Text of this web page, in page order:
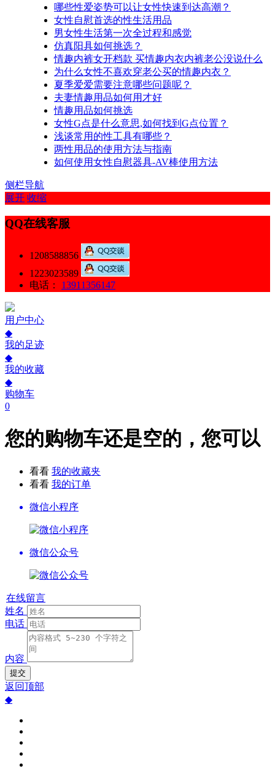
哪些性爱姿势可以让女性快速到达高潮？
女性自慰首选的性生活用品​
男女性生活第一次全过程和感觉
仿真阳具如何挑选？
情趣内裤女开档款 买情趣内衣内裤老公没说什么
为什么女性不喜欢穿老公买的情趣内衣？
夏季爱爱需要注意哪些问题呢？
夫妻情趣用品如何用才好
情趣用品如何挑选
女性G点是什么意思,如何找到G点位置？
浅谈常用的性工具有哪些？
两性用品的使用方法与指南
如何使用女性自慰器具-AV棒使用方法
侧栏导航
展开 收缩
QQ在线客服
1208588856
1223023589
电话：
13911356147
用户中心
◆
我的足迹
◆
我的收藏
◆
购物车
0
您的购物车还是空的，您可以
看看 我的收藏夹
看看 我的订单
微信小程序
微信公众号
在线留言
姓名
电话
内容
提交
返回顶部
◆